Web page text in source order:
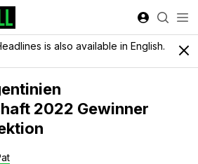
is also available in English.
2022 Gewinner